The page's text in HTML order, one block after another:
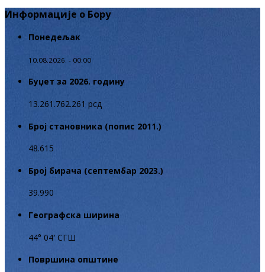
Информације о Бору
Понедељак
10.08.2026. - 00:00
Буџет за 2026. годину
13.261.762.261 рсд
Број становника (попис 2011.)
48.615
Број бирача (септембар 2023.)
39.990
Географска ширина
44° 04′ СГШ
Површина општине